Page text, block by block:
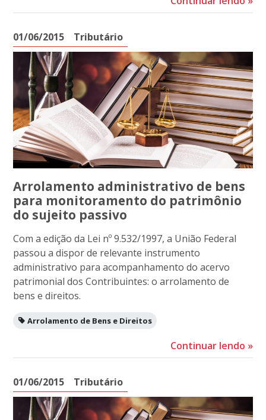
01/06/2015 Tributário
Arrolamento administrativo de bens
para monitoramento do patrimônio
do sujeito passivo
Com a edição da Lei nº 9.532/1997, a União Federal
passou a dispor de relevante instrumento
administrativo para acompanhamento do acervo
patrimonial dos Contribuintes: o arrolamento de
bens e direitos.
Arrolamento de Bens e Direitos
Continuar lendo »
01/06/2015 Tributário